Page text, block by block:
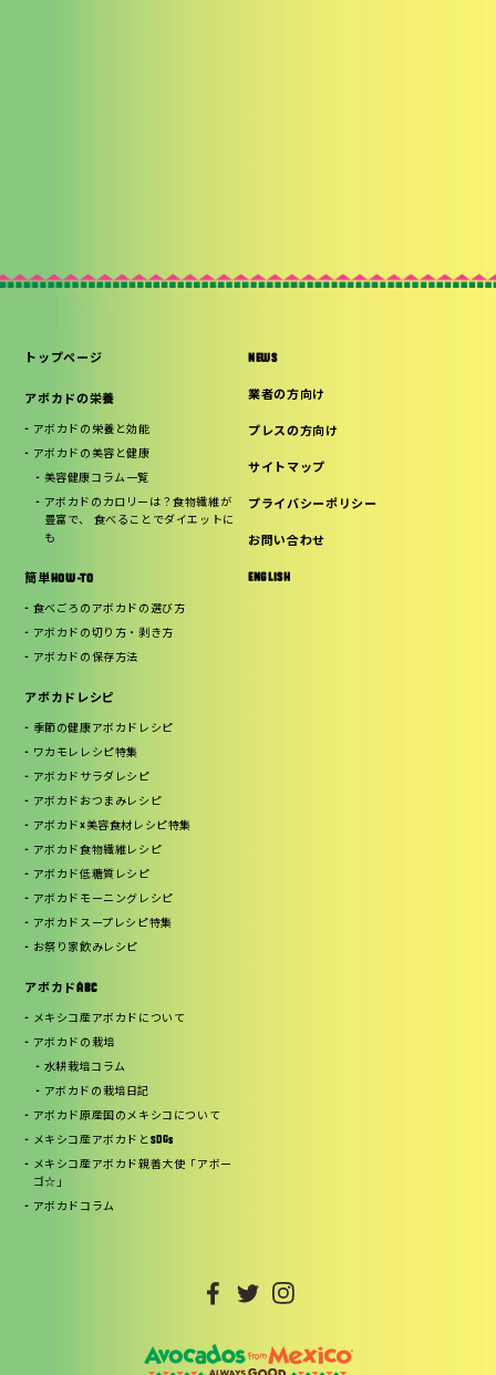
トップページ
アボカドの栄養
アボカドの栄養と効能
アボカドの美容と健康
美容健康コラム一覧
アボカドのカロリーは？食物繊維が
豊富で、 食べることでダイエットに
も
簡単HOW-TO
食べごろのアボカドの選び方
アボカドの切り方・剥き方
アボカドの保存方法
アボカドレシピ
季節の健康アボカドレシピ
ワカモレレシピ特集
アボカドサラダレシピ
アボカドおつまみレシピ
アボカド×美容食材レシピ特集
アボカド食物繊維レシピ
アボカド低糖質レシピ
アボカドモーニングレシピ
アボカドスープレシピ特集
お祭り家飲みレシピ
アボカドABC
メキシコ産アボカドについて
アボカドの栽培
水耕栽培コラム
アボカドの栽培日記
アボカド原産国のメキシコについて
メキシコ産アボカドとSDGs
メキシコ産アボカド親善大使「アボー
ゴ☆」
アボカドコラム
NEWS
業者の方向け
プレスの方向け
サイトマップ
プライバシーポリシー
お問い合わせ
ENGLISH